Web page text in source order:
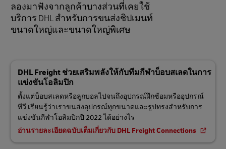
ลองมาฟังจากลูกค้าบางส่วนที่เคยใช้
บริการ DHL สำหรับการขนส่งชิปเมนท์
ขนาดใหญ่และขนาดใหญ่พิเศษ
DHL Freight ช่วยเสริมพลังให้กับทีมกีฬาบ็อบสเลดในการ
แข่งขันโอลิมปิก
ตั้งแต่บ็อบสเลดหรือลูกบอลไปจนถึงอุปกรณ์ฝึกซ้อมหรืออุปกรณ์
ทีวี เรียนรู้ว่าเราขนส่งอุปกรณ์ทุกขนาดและรูปทรงสำหรับการ
แข่งขันกีฬาโอลิมปิกปี 2022 ได้อย่างไร
อ่านรายละเอียดฉบับเต็มเกี่ยวกับ DHL Freight Connections